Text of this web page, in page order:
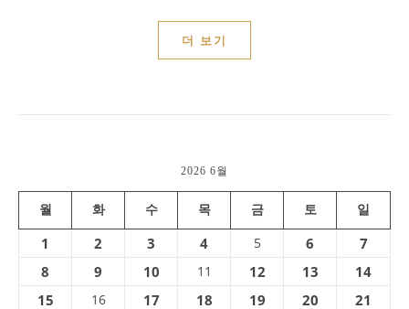
더 보기
2026 6월
월 화 수 목 금 토 일
1 2 3 4 5 6
7
8
9 10 11 12 13
14
15
16 17 18 19 20
21